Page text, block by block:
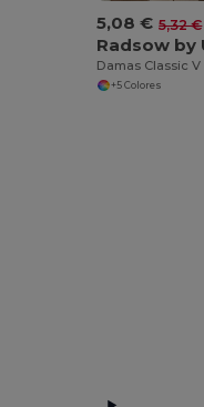
5,08 € 5,32 €
+5 Colores